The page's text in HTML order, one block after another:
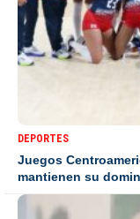
DEPORTES
Juegos
mantienen su